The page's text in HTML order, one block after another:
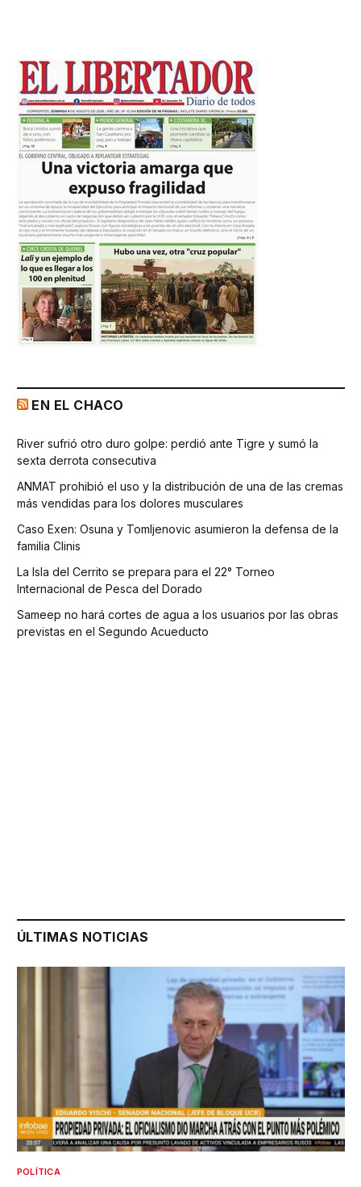
EN EL CHACO
River sufrió otro duro golpe: perdió ante Tigre y sumó la
sexta derrota consecutiva
ANMAT prohibió el uso y la distribución de una de las cremas
más vendidas para los dolores musculares
Caso Exen: Osuna y Tomljenovic asumieron la defensa de la
familia Clinis
La Isla del Cerrito se prepara para el 22° Torneo
Internacional de Pesca del Dorado
Sameep no hará cortes de agua a los usuarios por las obras
previstas en el Segundo Acueducto
ÚLTIMAS NOTICIAS
POLÍTICA